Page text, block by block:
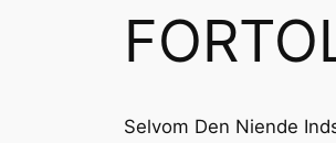
Selvom Den Niende